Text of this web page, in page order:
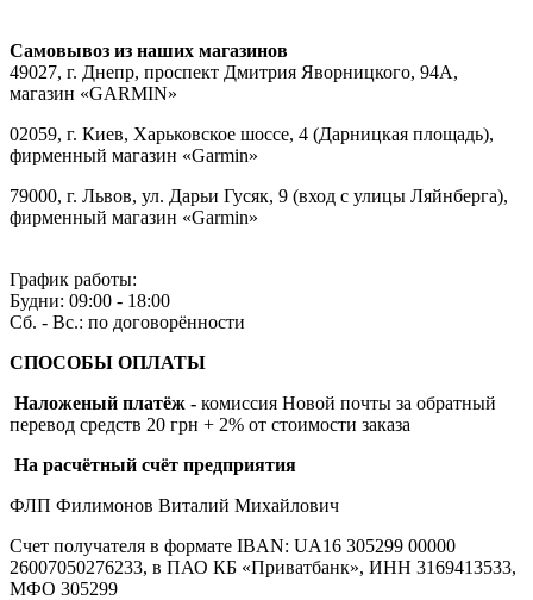
Самовывоз из наших магазинов
49027, г. Днепр, проспект Дмитрия Яворницкого, 94А,
магазин «GARMIN»
02059, г. Киев, Харьковское шоссе, 4 (Дарницкая площадь),
фирменный магазин «Garmin»
79000, г. Львов, ул. Дарьи Гусяк, 9 (вход с улицы Ляйнберга),
фирменный магазин «Garmin»
График работы:
Будни: 09:00 - 18:00
Сб. - Вс.: по договорённости
СПОСОБЫ ОПЛАТЫ
Наложеный платёж - комиссия Новой почты за обратный
перевод средств 20 грн + 2% от стоимости заказа
На расчётный счёт предприятия
ФЛП Филимонов Виталий Михайлович
Счет получателя в формате IBAN: UA16 305299 00000
26007050276233, в ПАО КБ «Приватбанк», ИНН 3169413533,
МФО 305299